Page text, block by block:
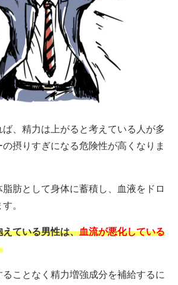
、精力は上がると考えている人が多
摂りすぎになる危険性が高くなりま
肪として身体に蓄積し、血液をドロ
。
ている男性は、血流が悪化している
ことなく精力増強成分を補給するに